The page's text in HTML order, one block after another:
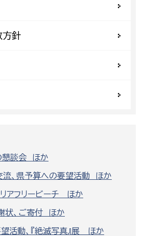
方針
懇談会 ほか
流、県予算への要望活動 ほか
アフリービーチ ほか
状、ご寄付 ほか
活動、『絶滅写真』展 ほか